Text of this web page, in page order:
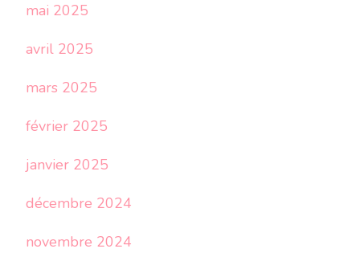
mai 2025
avril 2025
mars 2025
février 2025
janvier 2025
décembre 2024
novembre 2024